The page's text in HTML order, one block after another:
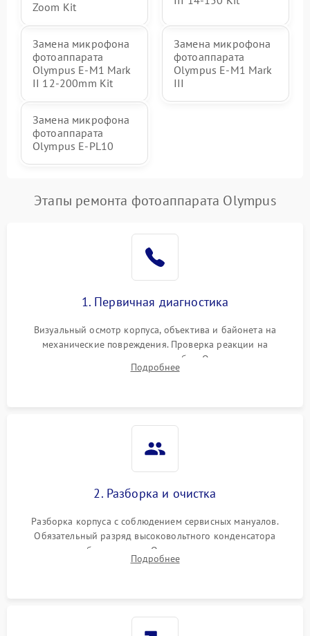
Zoom Kit
Замена микрофона
фотоаппарата
Olympus E‑M1 Mark
II 12-200mm Kit
Замена микрофона
фотоаппарата
Olympus E‑M1 Mark
III
Замена микрофона
фотоаппарата
Olympus E‑PL10
Этапы ремонта фотоаппарата Olympus
1. Первичная диагностика
Визуальный осмотр корпуса, объектива и байонета на
механические повреждения. Проверка реакции на
включение, считывание кодов ошибок. Оценка состояния
матрицы и затвора, проверка работы автофокуса и вспышки.
Подробнее
2. Разборка и очистка
Разборка корпуса с соблюдением сервисных мануалов.
Обязательный разряд высоковольтного конденсатора
вспышки для безопасности. Очистка внутренних узлов от
пыли, песка и следов влаги с помощью спецсредств.
Подробнее